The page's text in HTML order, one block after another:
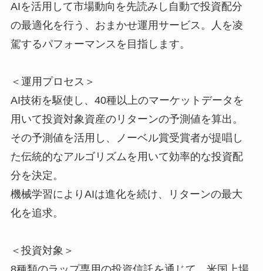
AIを活用して市場動向を先読みし自動で投資配分
の最適化を行う、おまかせ運用サービス。人を凌
駕するパフォーマンスを目指します。
＜運用プロセス＞
AI技術を駆使し、40種以上のマーケットデータを
用いて投資対象資産のリターンの予測値を算出。
その予測値を活用し、ノーベル賞受賞者が提唱し
た伝統的なアルゴリズムを用いて効率的な投資配
分を決定。
機械学習によりAIは進化を続け、リターンの最大
化を追求。
＜投資対象＞